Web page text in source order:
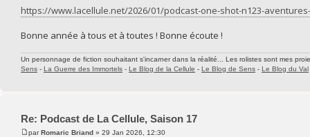
https://www.lacellule.net/2026/01/podcast-one-shot-n123-
Bonne année à tous et à toutes ! Bonne écoute !
Un personnage de fiction souhaitant s'incarner dans la réalité... Les rolistes sont mes
Sens - La Guerre des Immortels - Le Blog de la Cellule - Le Blog de Sens - Le Blog du Val
Re: Podcast de La Cellule, Saison 17
parRomaric Briand » 29 Jan 2026, 12:30